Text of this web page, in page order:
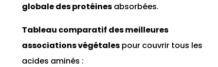
globale des protéinesabsorbées.
Tableau comparatif des meilleures
associations végétalespour couvrir tous les
acides aminés :